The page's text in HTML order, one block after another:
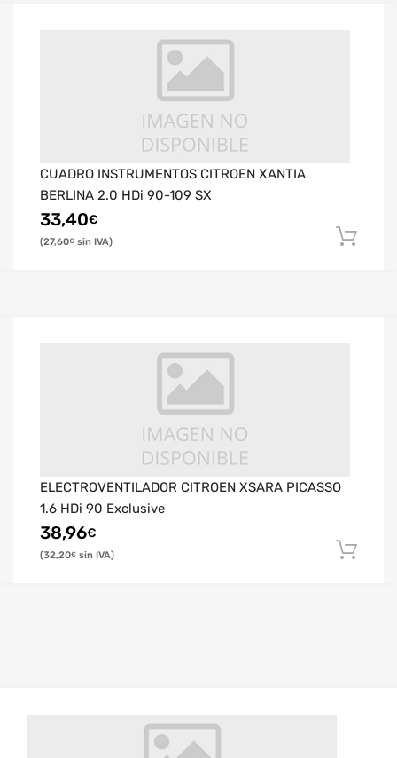
CUADRO INSTRUMENTOS CITROEN XANTIA
BERLINA 2.0 HDi 90-109 SX
33,40€
27,60€
ELECTROVENTILADOR CITROEN XSARA PICASSO
1.6 HDi 90 Exclusive
38,96€
32,20€